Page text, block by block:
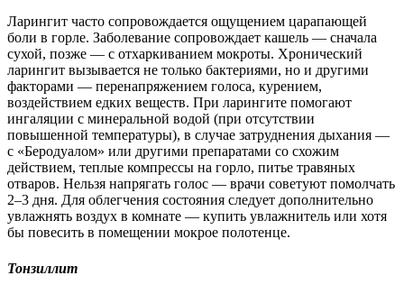
Ларингит часто сопровождается ощущением царапающей
боли в горле. Заболевание сопровождает кашель — сначала
сухой, позже — с отхаркиванием мокроты. Хронический
ларингит вызывается не только бактериями, но и другими
факторами — перенапряжением голоса, курением,
воздействием едких веществ. При ларингите помогают
ингаляции с минеральной водой (при отсутствии
повышенной температуры), в случае затруднения дыхания —
с «Беродуалом» или другими препаратами со схожим
действием, теплые компрессы на горло, питье травяных
отваров. Нельзя напрягать голос — врачи советуют помолчать
2–3 дня. Для облегчения состояния следует дополнительно
увлажнять воздух в комнате — купить увлажнитель или хотя
бы повесить в помещении мокрое полотенце.
Тонзиллит